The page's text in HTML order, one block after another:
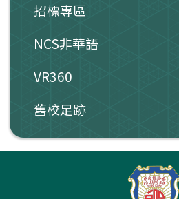
招標專區
NCS非華語
VR360
舊校足跡